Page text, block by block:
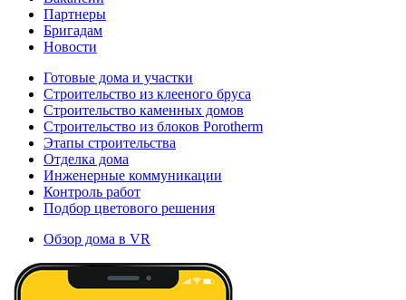
Партнеры
Бригадам
Новости
Готовые дома и участки
Строительство из клееного бруса
Строительство каменных домов
Строительство из блоков Porotherm
Этапы строительства
Отделка дома
Инженерные коммуникации
Контроль работ
Подбор цветового решения
Обзор дома в VR